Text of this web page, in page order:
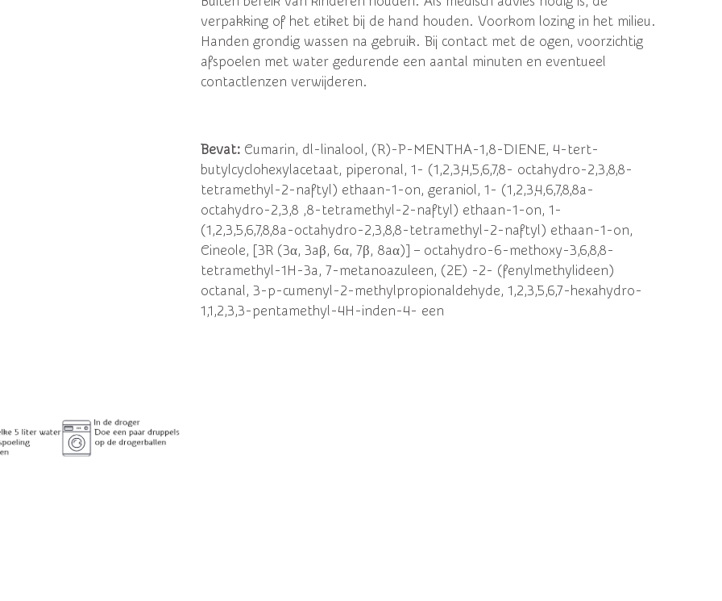
verpakking of het etiket bij de hand houden. Voorkom lozing in het milieu.
Handen grondig wassen na gebruik. Bij contact met de ogen, voorzichtig
afspoelen met water gedurende een aantal minuten en eventueel
contactlenzen verwijderen.
Bevat: Cumarin, dl-linalool, (R)-P-MENTHA-1,8-DIENE, 4-tert-
butylcyclohexylacetaat, piperonal, 1- (1,2,3,4,5,6,7,8- octahydro-2,3,8,8-
tetramethyl-2-naftyl) ethaan-1-on, geraniol, 1- (1,2,3,4,6,7,8,8a-
octahydro-2,3,8 ,8-tetramethyl-2-naftyl) ethaan-1-on, 1-
(1,2,3,5,6,7,8,8a-octahydro-2,3,8,8-tetramethyl-2-naftyl) ethaan-1-on,
Cineole, [3R (3α, 3aβ, 6α, 7β, 8aα)] – octahydro-6-methoxy-3,6,8,8-
tetramethyl-1H-3a, 7-metanoazuleen, (2E) -2- (fenylmethylideen)
octanal, 3-p-cumenyl-2-methylpropionaldehyde, 1,2,3,5,6,7-hexahydro-
1,1,2,3,3-pentamethyl-4H-inden-4- een